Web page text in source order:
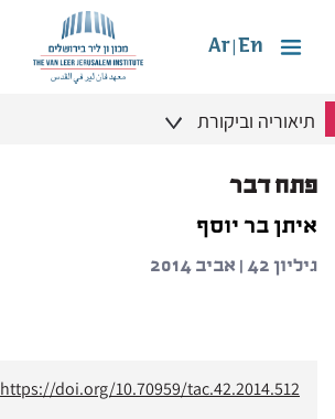
En
Ar
תיאוריה וביקורת
פתח דבר
איתן בר יוסף
גיליון 42 | אביב 2014
https://doi.org/10.70959/tac.42.2014.512